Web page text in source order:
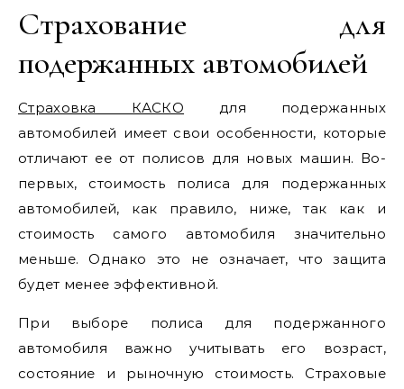
Страхование для
подержанных автомобилей
Страховка КАСКО для подержанных
автомобилей имеет свои особенности, которые
отличают ее от полисов для новых машин. Во-
первых, стоимость полиса для подержанных
автомобилей, как правило, ниже, так как и
стоимость самого автомобиля значительно
меньше. Однако это не означает, что защита
будет менее эффективной.
При выборе полиса для подержанного
автомобиля важно учитывать его возраст,
состояние и рыночную стоимость. Страховые